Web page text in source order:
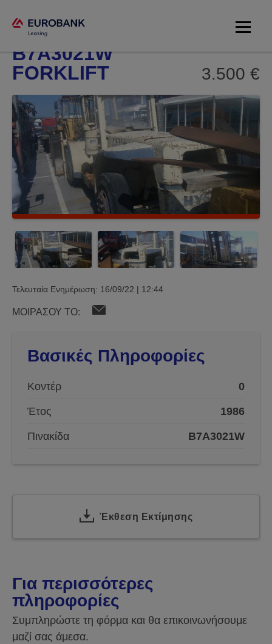
HYSTER
B7A3021W
FORKLIFT
3.500 €
Τελευταία Ενημέρωση: 16/09/22 | 12:44
ΜΟΙΡΑΣΟΥ ΤΟ:
Βασικές Πληροφορίες
Κοντέρ 0
Έτος 1986
Πινακίδα B7A3021W
Έκθεση Εκτίμησης
Για περισσότερες
πληροφορίες
Συμπληρώστε τη φόρμα και θα επικοινωνήσουμε
μαζί σας άμεσα.